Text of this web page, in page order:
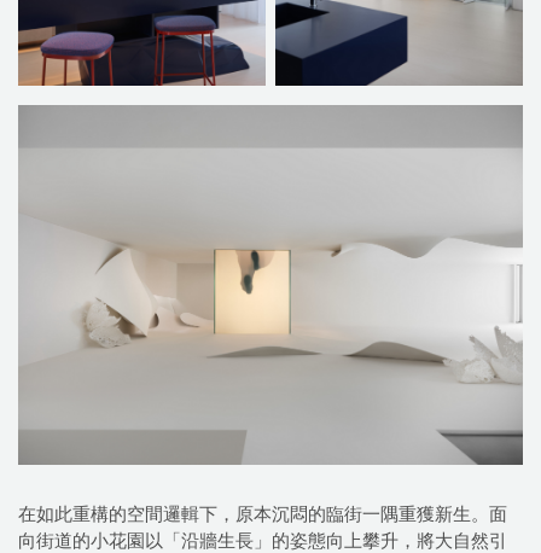
在如此重構的空間邏輯下，原本沉悶的臨街一隅重獲新生。面
向街道的小花園以「沿牆生長」的姿態向上攀升，將大自然引